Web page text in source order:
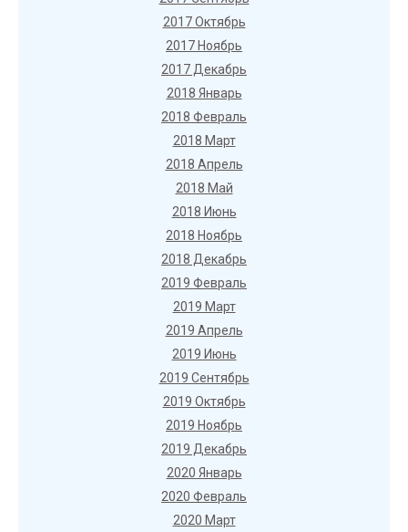
2017 Октябрь
2017 Ноябрь
2017 Декабрь
2018 Январь
2018 Февраль
2018 Март
2018 Апрель
2018 Май
2018 Июнь
2018 Ноябрь
2018 Декабрь
2019 Февраль
2019 Март
2019 Апрель
2019 Июнь
2019 Сентябрь
2019 Октябрь
2019 Ноябрь
2019 Декабрь
2020 Январь
2020 Февраль
2020 Март